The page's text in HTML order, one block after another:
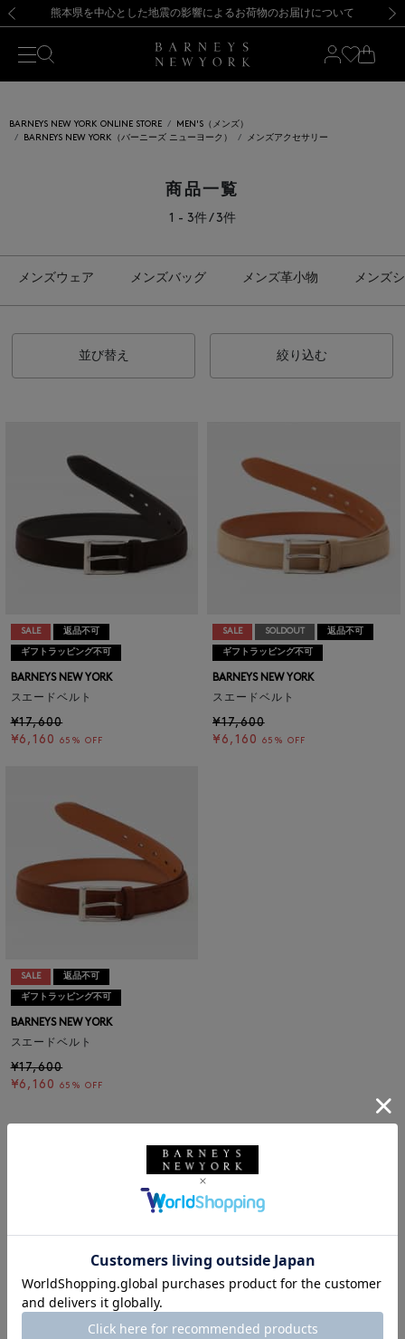
新規登録のお客様も対象！＜MY BARNEYS＞会員のお客様は11,000円（税込）以上のお買上げで常時送料無料！お買い物の際は会員登録を！
【夏季休業に伴う返品・交換承り一時停止のお知らせ】（2026.8.5）
熊本県を中心とした地震の影響によるお荷物のお届けについて
【開催中】SUMMER SALEのご案内・ご注意事項 新規登録のお客様も対象！＜MY BARNEYS＞会員のお客様は11,000円（税込）以上のお買上げで常時送料無料！お買い物の際は会員登録を！
【夏季休業に伴う返品・交換承り一時停止のお知らせ】（2026.8.5）
BARNEYS NEW YORK ONLINE STORE
MEN'S（メンズ）
BARNEYS NEW YORK（バーニーズ ニューヨーク）
メンズアクセサリー
商品一覧
1 - 3件 / 3件
メンズウェア メンズバッグ メンズ革小物 メンズ
並び替え 絞り込む
SALE 返品不可
ギフトラッピング不可
BARNEYS NEW YORK
スエードベルト
¥17,600
¥6,160
65% OFF
SALE SOLDOUT 返品不可
ギフトラッピング不可
BARNEYS NEW YORK
スエードベルト
¥17,600
¥6,160
65% OFF
SALE 返品不可
ギフトラッピング不可
BARNEYS NEW YORK
スエードベルト
¥17,600
¥6,160
65% OFF
1
メンズバッグ | メンズ革小物
メンズアクセサリー | ゴルフ
RECOMMEND